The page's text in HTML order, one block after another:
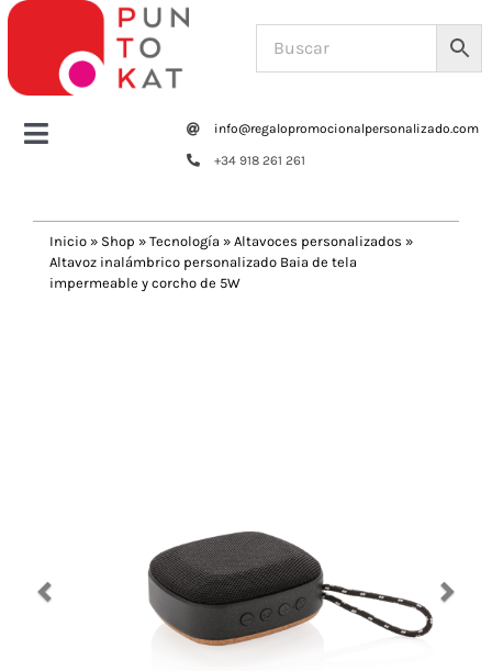
Saltar
contenido
Toggle
Tazas y botellas
Navidad 🎄 Invierno
info@regalopromocionalpersonalizado.com
+34 918 261 261
Inicio » Shop » Tecnología » Altavoces personalizados »
Altavoz inalámbrico personalizado Baia de tela
impermeable y corcho de 5W